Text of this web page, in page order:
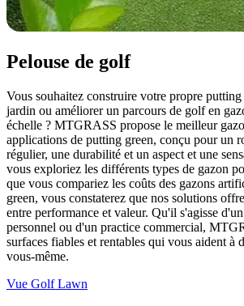
Pelouse de golf
Vous souhaitez construire votre propre
jardin ou améliorer un parcours de golf en
échelle ? MTGRASS propose le meilleur
applications de putting green, conçu pour un
régulier, une durabilité et un aspect et une
vous exploriez les différents types de gazon
que vous compariez les coûts des gazons
green, vous constaterez que nos solutions
entre performance et valeur. Qu'il s'agisse
personnel ou d'un practice commercial,
surfaces fiables et rentables qui vous aident à
vous-même.
Vue Golf Lawn